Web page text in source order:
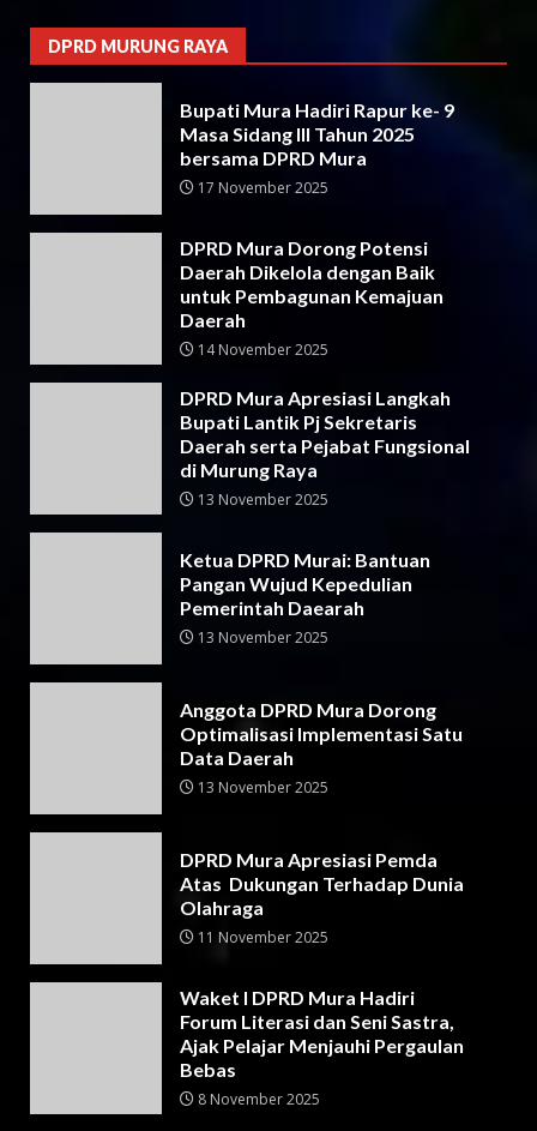
DPRD MURUNG RAYA
Bupati Mura Hadiri Rapur ke- 9
Masa Sidang III Tahun 2025
bersama DPRD Mura
17 November 2025
DPRD Mura Dorong Potensi
Daerah Dikelola dengan Baik
untuk Pembagunan Kemajuan
Daerah
14 November 2025
DPRD Mura Apresiasi Langkah
Bupati Lantik Pj Sekretaris
Daerah serta Pejabat Fungsional
di Murung Raya
13 November 2025
Ketua DPRD Murai: Bantuan
Pangan Wujud Kepedulian
Pemerintah Daearah
13 November 2025
Anggota DPRD Mura Dorong
Optimalisasi Implementasi Satu
Data Daerah
13 November 2025
DPRD Mura Apresiasi Pemda
Atas Dukungan Terhadap Dunia
Olahraga
11 November 2025
Waket I DPRD Mura Hadiri
Forum Literasi dan Seni Sastra,
Ajak Pelajar Menjauhi Pergaulan
Bebas
8 November 2025